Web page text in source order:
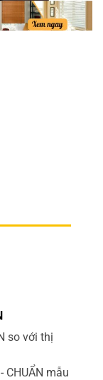
so với thị
CHUẨN mẫu